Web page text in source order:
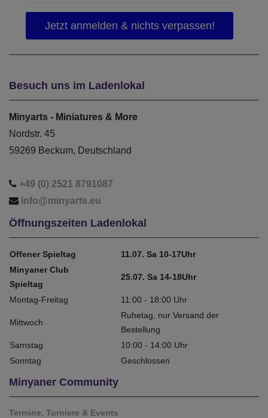
Besuch uns im Ladenlokal
Minyarts - Miniatures & More
Nordstr. 45
59269 Beckum, Deutschland
+49 (0) 2521 8791087
info@minyarts.eu
Öffnungszeiten Ladenlokal
Offener Spieltag
11.07. Sa 10-17Uhr
Minyaner Club
Spieltag
25.07. Sa 14-18Uhr
Montag-Freitag 11:00 - 18:00 Uhr
Mittwoch
Ruhetag, nur Versand der
Bestellung
Samstag
10:00 - 14:00 Uhr
Sonntag
Geschlossen
Minyaner Community
Termine, Turniere & Events